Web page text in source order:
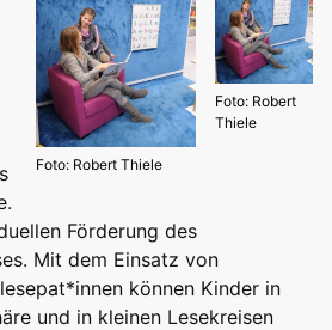
Foto: Robert
Thiele
Foto: Robert Thiele
Förderung des
Mit dem Einsatz von
können Kinder in
und in kleinen Lesekreisen